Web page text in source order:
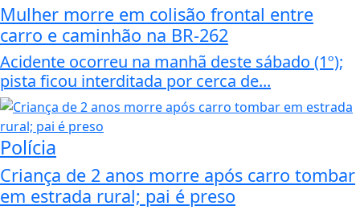
Mulher morre em colisão frontal entre
carro e caminhão na BR-262
Acidente ocorreu na manhã deste sábado (1º);
pista ficou interditada por cerca de...
Polícia
Criança de 2 anos morre após carro tombar
em estrada rural; pai é preso